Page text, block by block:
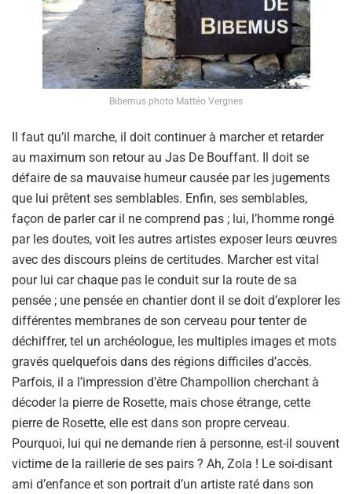
Bibemus photo Mattéo Vergnes
Il faut qu’il marche, il doit continuer à marcher et retarder
au maximum son retour au Jas De Bouffant. Il doit se
défaire de sa mauvaise humeur causée par les jugements
que lui prêtent ses semblables. Enfin, ses semblables,
façon de parler car il ne comprend pas ; lui, l’homme rongé
par les doutes, voit les autres artistes exposer leurs œuvres
avec des discours pleins de certitudes. Marcher est vital
pour lui car chaque pas le conduit sur la route de sa
pensée ; une pensée en chantier dont il se doit d’explorer les
différentes membranes de son cerveau pour tenter de
déchiffrer, tel un archéologue, les multiples images et mots
gravés quelquefois dans des régions difficiles d’accès.
Parfois, il a l’impression d’être Champollion cherchant à
décoder la pierre de Rosette, mais chose étrange, cette
pierre de Rosette, elle est dans son propre cerveau.
Pourquoi, lui qui ne demande rien à personne, est-il souvent
victime de la raillerie de ses pairs ? Ah, Zola ! Le soi-disant
ami d’enfance et son portrait d’un artiste raté dans son